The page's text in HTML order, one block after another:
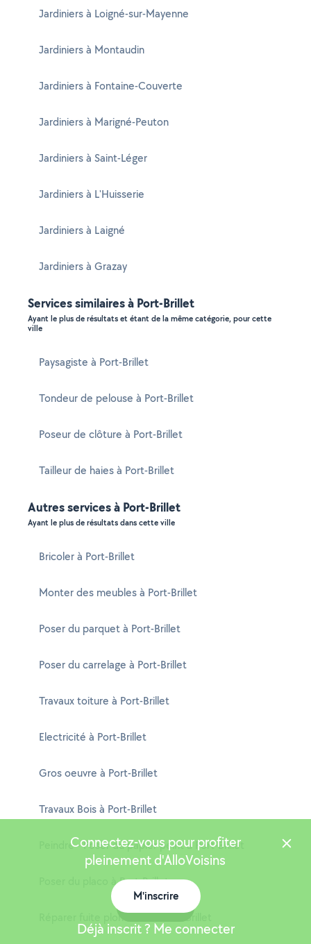
Jardiniers à Loigné-sur-Mayenne
Jardiniers à Montaudin
Jardiniers à Fontaine-Couverte
Jardiniers à Marigné-Peuton
Jardiniers à Saint-Léger
Jardiniers à L'Huisserie
Jardiniers à Laigné
Jardiniers à Grazay
Services similaires à Port-Brillet
Ayant le plus de résultats et étant de la même catégorie, pour cette
ville
Paysagiste à Port-Brillet
Tondeur de pelouse à Port-Brillet
Poseur de clôture à Port-Brillet
Tailleur de haies à Port-Brillet
Autres services à Port-Brillet
Ayant le plus de résultats dans cette ville
Bricoler à Port-Brillet
Monter des meubles à Port-Brillet
Poser du parquet à Port-Brillet
Poser du carrelage à Port-Brillet
Travaux toiture à Port-Brillet
Electricité à Port-Brillet
Gros oeuvre à Port-Brillet
Travaux Bois à Port-Brillet
Peindre - Poser du papier peint à Port-Brillet
Poser du placo à Port-Brillet
Réparer fuite plomberie à Port-Brillet
Connectez-vous pour profiter
pleinement d'AlloVoisins
M'inscrire
Déjà inscrit ? Me connecter